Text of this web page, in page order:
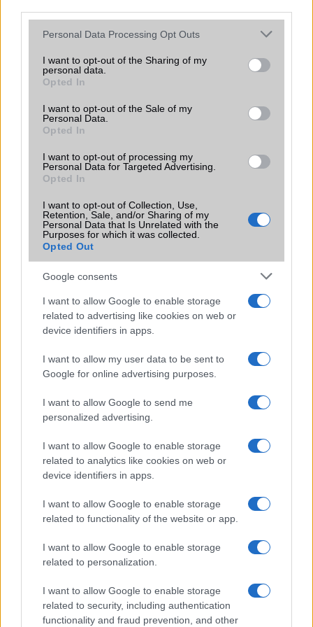
Please note that this website/app uses one or more Google
not limited to your visit or usage behaviour. You may click to
grant or deny consent to Google and its third-party tags to
use your data for below specified purposes in below Google
consent section.
Personal Data Processing Opt Outs
I want to opt-out of the Sharing of my
personal data.
Opted In
I want to opt-out of the Sale of my
Personal Data.
Opted In
I want to opt-out of processing my
Personal Data for Targeted Advertising.
Opted In
I want to opt-out of Collection, Use,
Retention, Sale, and/or Sharing of my
Personal Data that Is Unrelated with the
Purposes for which it was collected.
Opted Out
Google consents
I want to allow Google to enable storage
related to advertising like cookies on web or
device identifiers in apps.
I want to allow my user data to be sent to
Google for online advertising purposes.
I want to allow Google to send me
personalized advertising.
I want to allow Google to enable storage
related to analytics like cookies on web or
device identifiers in apps.
I want to allow Google to enable storage
related to functionality of the website or app.
I want to allow Google to enable storage
related to personalization.
I want to allow Google to enable storage
related to security, including authentication
functionality and fraud prevention, and other
Itt az első Lumia 800 frissítés
Nokia Lumia 800: hibajavító frissítés érkezett
Nokia Lumia 800: vörös és zöld színekben
Megtriplázza a frissítés a Lumia 800 üzemidejét
Elindult a Windows Phone 7.8 frissítés
Elkezdődött! WP 7.8 frissítés
Nokia Amber: elkezdődött!
WP8: színezhetõ lesz a Glance Screen
További hírek
Számos népszerű Samsung Galaxy készülék kimarad a One
iPhone 18 bemutató dátum - ekkor rántja le a leplet az
Az Android rejtett automatizmusai: hat funkció, amely
észrevétlenül könnyíti meg a mindennapokat
Google Maps vs. Waze: A két navigációs óriás küzdelme a
telefonunkon
mobilhasználatot – sokan mégsem tudnak róla
A Galaxy S25 is megkaphatja a Galaxy S26 egyik legjobb
kamerás funkcióját